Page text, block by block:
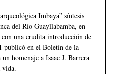
Imbaya” síntesis
del Río Guayllabamba, en
una erudita introducción de
publicó en el Boletín de la
homenaje a Isaac J. Barrera
vida.